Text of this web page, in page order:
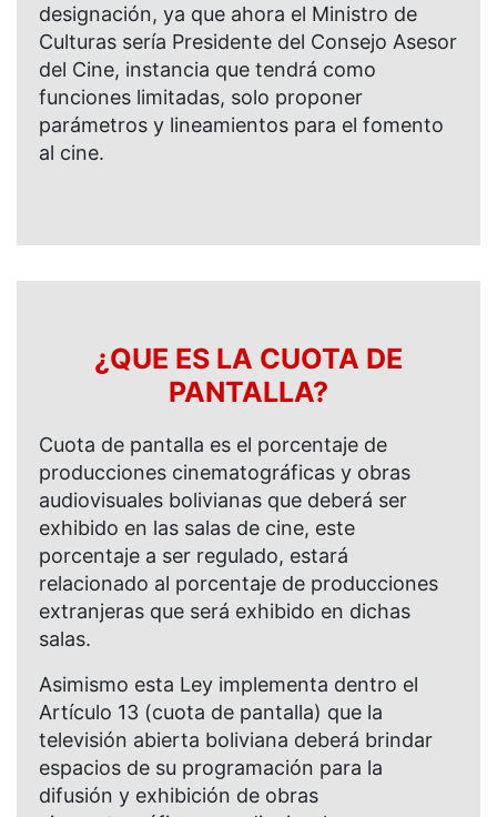
designación, ya que ahora el Ministro de
Culturas sería Presidente del Consejo Asesor
del Cine, instancia que tendrá como
funciones limitadas, solo proponer
parámetros y lineamientos para el fomento
al cine.
¿QUE ES LA CUOTA DE
PANTALLA?
Cuota de pantalla es el porcentaje de
producciones cinematográficas y obras
audiovisuales bolivianas que deberá ser
exhibido en las salas de cine, este
porcentaje a ser regulado, estará
relacionado al porcentaje de producciones
extranjeras que será exhibido en dichas
salas.
Asimismo esta Ley implementa dentro el
Artículo 13 (cuota de pantalla) que la
televisión abierta boliviana deberá brindar
espacios de su programación para la
difusión y exhibición de obras